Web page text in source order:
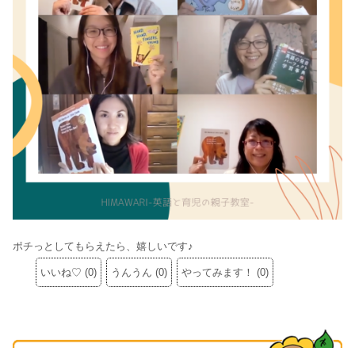
ポチっとしてもらえたら、嬉しいです♪
いいね♡ (0) うんうん (0) やってみます！ (0)